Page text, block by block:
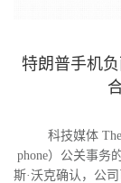
特朗普手机
科技媒体 The
phone）公关事务
斯·沃克确认，公